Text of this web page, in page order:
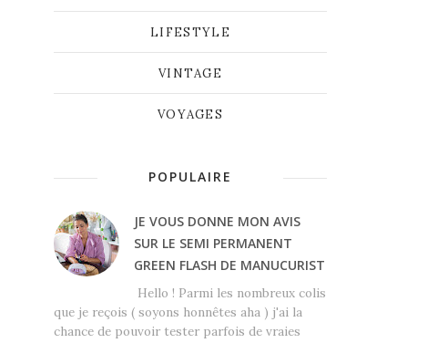
LIFESTYLE
VINTAGE
VOYAGES
POPULAIRE
JE VOUS DONNE MON AVIS
SUR LE SEMI PERMANENT
GREEN FLASH DE MANUCURIST
Hello ! Parmi les nombreux colis
que je reçois ( soyons honnêtes aha ) j'ai la
chance de pouvoir tester parfois de vraies